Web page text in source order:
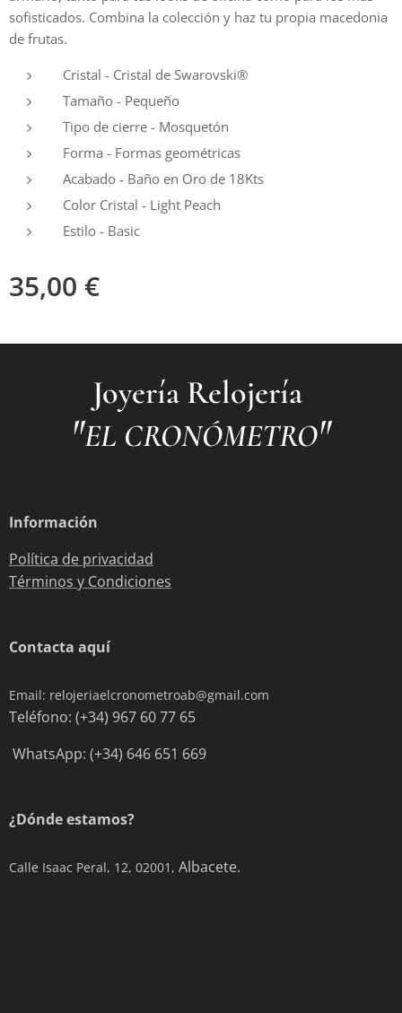
sofisticados. Combina la colección y haz tu propia macedonia
de frutas.
Cristal - Cristal de Swarovski®
Tamaño - Pequeño
Tipo de cierre - Mosquetón
Forma - Formas geométricas
Acabado - Baño en Oro de 18Kts
Color Cristal - Light Peach
Estilo - Basic
35,00 €
Joyería Relojería
"EL CRONÓMETRO"
Información
Política de privacidad
Términos y Condiciones
Contacta aquí
Email: relojeriaelcronometroab@gmail.com
Teléfono: (+34) 967 60 77 65
WhatsApp: (+34) 646 651 669
¿Dónde estamos?
Calle Isaac Peral, 12, 02001, Albacete.